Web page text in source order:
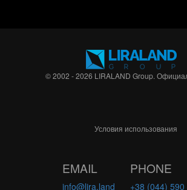
© 2002 - 2026 LIRALAND Group.
Условия использования
EMAIL
info@lira.land
PHONE
+38 (044) 590